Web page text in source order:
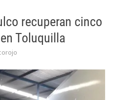
recuperan cinco
Toluquilla